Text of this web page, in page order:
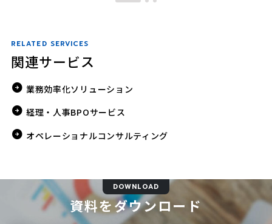
RELATED SERVICES
関連サービス
業務効率化ソリューション
経理・人事BPOサービス
オペレーショナルコンサルティング
DOWNLOAD
資料をダウンロード